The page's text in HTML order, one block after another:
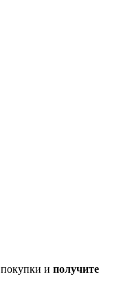
и получите